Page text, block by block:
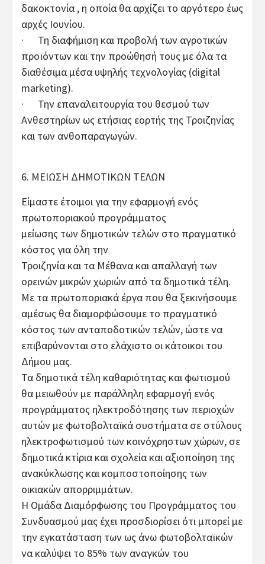
δακοκτονία , η οποία θα αρχίζει το αργότερο έως
αρχές Ιουνίου.
· Τη διαφήμιση και προβολή των αγροτικών
προϊόντων και την προώθησή τους με όλα τα
διαθέσιμα μέσα υψηλής τεχνολογίας (digital
marketing).
· Την επαναλειτουργία του θεσμού των
Ανθεστηρίων ως ετήσιας εορτής της Τροιζηνίας
και των ανθοπαραγωγών.
6. ΜΕΙΩΣΗ ΔΗΜΟΤΙΚΩΝ ΤΕΛΩΝ
Είμαστε έτοιμοι για την εφαρμογή ενός
πρωτοποριακού προγράμματος
μείωσης των δημοτικών τελών στο πραγματικό
κόστος για όλη την
Τροιζηνία και τα Μέθανα και απαλλαγή των
ορεινών μικρών χωριών από τα δημοτικά τέλη.
Με τα πρωτοποριακά έργα που θα ξεκινήσουμε
αμέσως θα διαμορφώσουμε το πραγματικό
κόστος των ανταποδοτικών τελών, ώστε να
επιβαρύνονται στο ελάχιστο οι κάτοικοι του
Δήμου μας.
Τα δημοτικά τέλη καθαριότητας και φωτισμού
θα μειωθούν με παράλληλη εφαρμογή ενός
προγράμματος ηλεκτροδότησης των περιοχών
αυτών με φωτοβολταϊκά συστήματα σε στύλους
ηλεκτροφωτισμού των κοινόχρηστων χώρων, σε
δημοτικά κτίρια και σχολεία και αξιοποίηση της
ανακύκλωσης και κομποστοποίησης των
οικιακών απορριμμάτων.
Η Ομάδα Διαμόρφωσης του Προγράμματος του
Συνδυασμού μας έχει προσδιορίσει ότι μπορεί με
την εγκατάσταση των ως άνω φωτοβολταϊκών
να καλύψει το 85% των αναγκών του